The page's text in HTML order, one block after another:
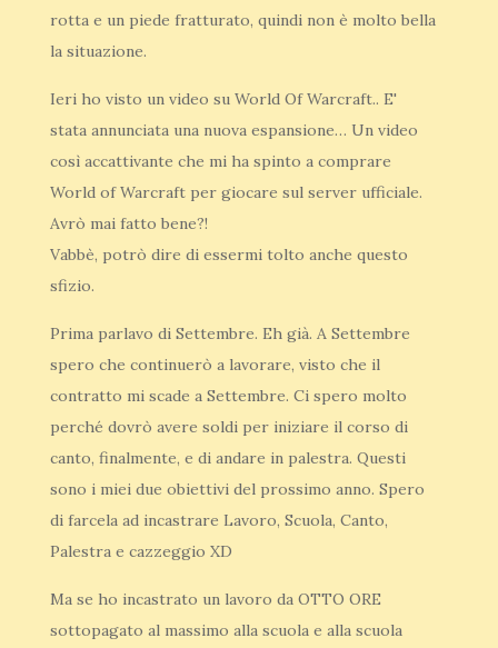
rotta e un piede fratturato, quindi non è molto bella
la situazione.
Ieri ho visto un video su World Of Warcraft.. E'
stata annunciata una nuova espansione… Un video
così accattivante che mi ha spinto a comprare
World of Warcraft per giocare sul server ufficiale.
Avrò mai fatto bene?!
Vabbè, potrò dire di essermi tolto anche questo
sfizio.
Prima parlavo di Settembre. Eh già. A Settembre
spero che continuerò a lavorare, visto che il
contratto mi scade a Settembre. Ci spero molto
perché dovrò avere soldi per iniziare il corso di
canto, finalmente, e di andare in palestra. Questi
sono i miei due obiettivi del prossimo anno. Spero
di farcela ad incastrare Lavoro, Scuola, Canto,
Palestra e cazzeggio XD
Ma se ho incastrato un lavoro da OTTO ORE
sottopagato al massimo alla scuola e alla scuola